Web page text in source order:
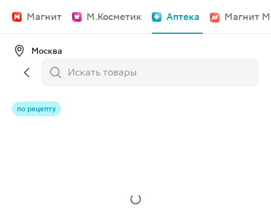
Магнит М.Косметик Аптека Магнит
Москва
по рецепту